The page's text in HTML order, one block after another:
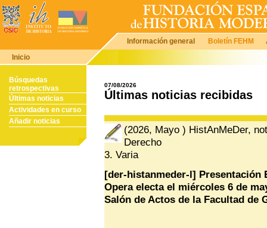
Información general Boletín FEHM
Inicio
Búsquedas
retrospectivas
Últimas noticias
Actividades en curso
Añadir noticias
07/08/2026
Últimas noticias recibidas
(2026, Mayo ) HistAnMeDer,
Derecho
3. Varia
[der-histanmeder-l] Presentación
Opera electa el miércoles 6 de
Salón de Actos de la Facultad de